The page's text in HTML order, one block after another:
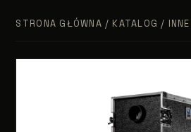
STRONA GŁÓWNA / KATALOG / INNE